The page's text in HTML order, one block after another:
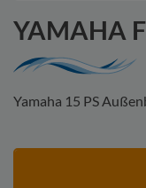
YAMAHA
Yamaha 15 PS